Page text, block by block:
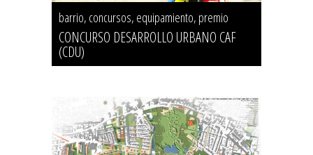
barrio, concursos, equipamiento, premio
CONCURSO DESARROLLO URBANO CAF
(CDU)